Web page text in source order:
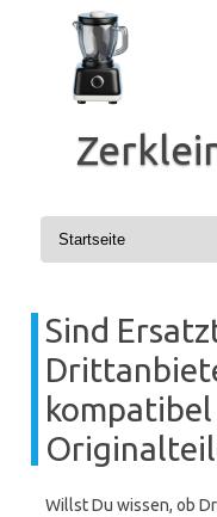
springen
Sind
Willst Du wissen, ob